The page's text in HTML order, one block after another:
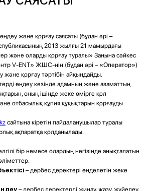
қамтамасыз ету.
тәсілдермен де,
де жүзеге асырылуы мүмкін.
беру
келісімінсіз дербес деректерді
үшін Оператор WhatsApp
өткеннен кейін ақпаратты әрі
оның құпиялылық саясаты мен
асырылуы мүмкін.